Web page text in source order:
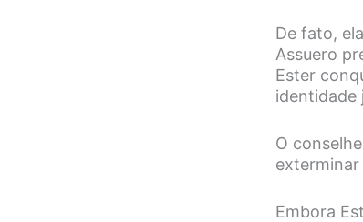
De fato,
Assuero
Ester
identidade
O
exterminar
Embora